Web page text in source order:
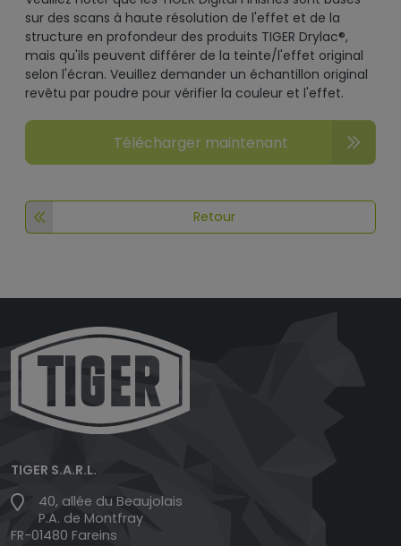
sur des scans à haute résolution de l'effet et de la
structure en profondeur des produits TIGER Drylac®,
mais qu'ils peuvent différer de la teinte/l'effet original
selon l'écran. Veuillez demander un échantillon original
revêtu par poudre pour vérifier la couleur et l'effet.
Télécharger maintenant
Retour
TIGER S.A.R.L.
40, allée du Beaujolais
P.A. de Montfray
FR-01480 Fareins